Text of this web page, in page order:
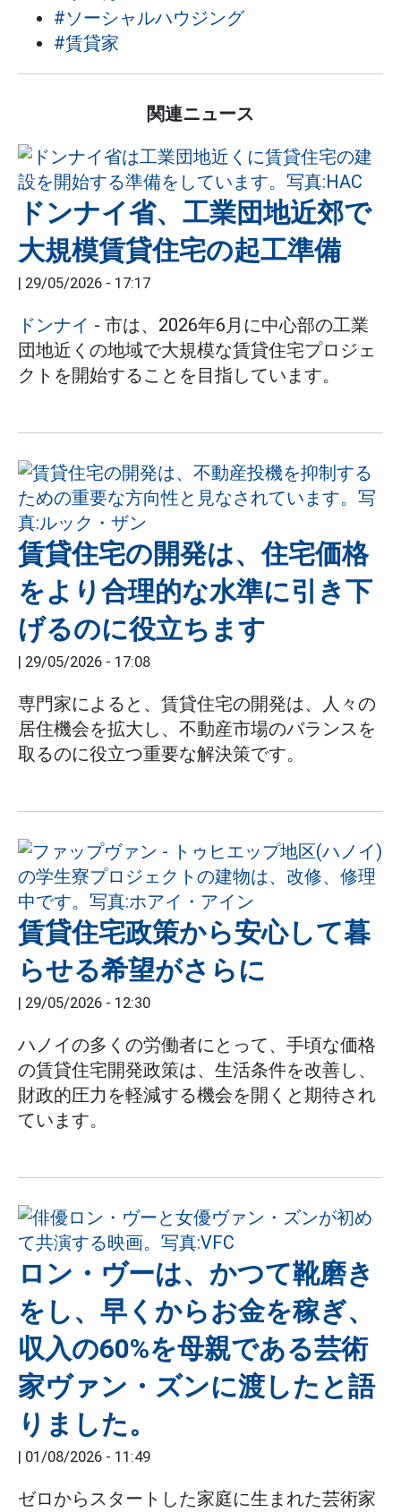
#ソーシャルハウジング
#賃貸家
関連ニュース
ドンナイ省、工業団地近郊で
大規模賃貸住宅の起工準備
| 29/05/2026 - 17:17
ドンナイ - 市は、2026年6月に中心部の工業
団地近くの地域で大規模な賃貸住宅プロジェ
クトを開始することを目指しています。
賃貸住宅の開発は、住宅価格
をより合理的な水準に引き下
げるのに役立ちます
| 29/05/2026 - 17:08
専門家によると、賃貸住宅の開発は、人々の
居住機会を拡大し、不動産市場のバランスを
取るのに役立つ重要な解決策です。
賃貸住宅政策から安心して暮
らせる希望がさらに
| 29/05/2026 - 12:30
ハノイの多くの労働者にとって、手頃な価格
の賃貸住宅開発政策は、生活条件を改善し、
財政的圧力を軽減する機会を開くと期待され
ています。
ロン・ヴーは、かつて靴磨き
をし、早くからお金を稼ぎ、
収入の60%を母親である芸術
家ヴァン・ズンに渡したと語
りました。
| 01/08/2026 - 11:49
ゼロからスタートした家庭に生まれた芸術家